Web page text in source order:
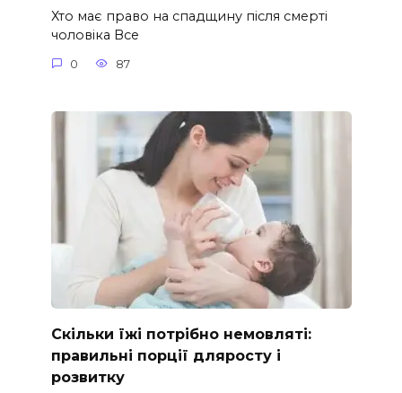
Хто має право на спадщину після смерті
чоловіка Все
0 87
Скільки їжі потрібно немовляті:
правильні порції дляросту і
розвитку